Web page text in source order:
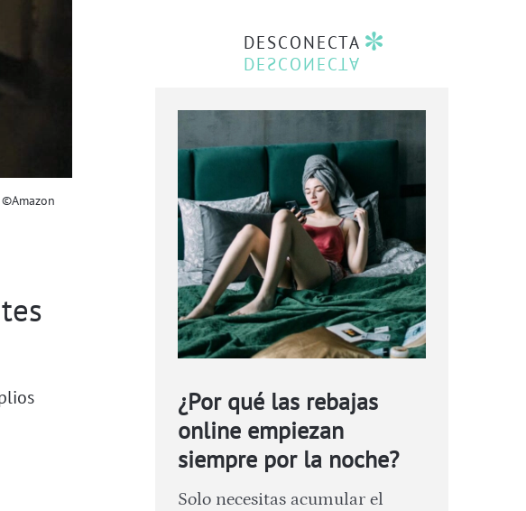
DESCONECTA
¿Por qué las rebajas
online empiezan
siempre por la noche?
Solo necesitas acumular el